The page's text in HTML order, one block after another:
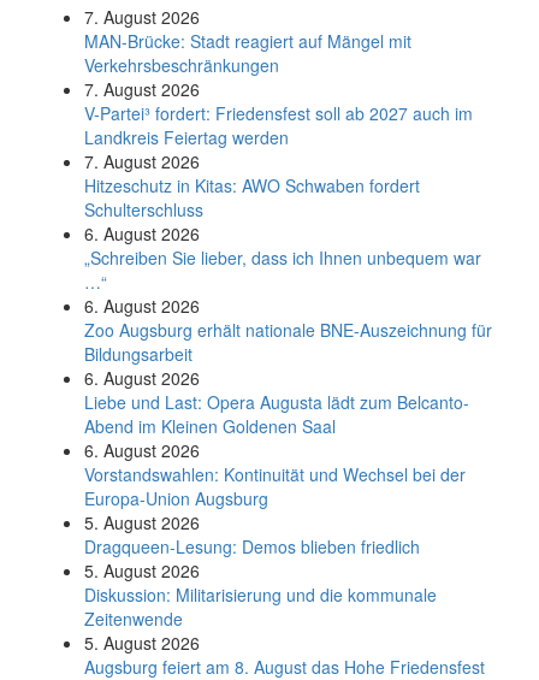
7. August 2026
MAN-Brücke: Stadt reagiert auf Mängel mit
Verkehrsbeschränkungen
7. August 2026
V-Partei­³ fordert: Friedens­fest soll ab 2027 auch im
Land­kreis Feier­tag werden
7. August 2026
Hitzeschutz in Kitas: AWO Schwaben fordert
Schulterschluss
6. August 2026
„Schreiben Sie lieber, dass ich Ihnen unbequem war
…“
6. August 2026
Zoo Augsburg erhält nationale BNE-Auszeichnung für
Bildungsarbeit
6. August 2026
Liebe und Last: Opera Augusta lädt zum Belcanto-
Abend im Kleinen Goldenen Saal
6. August 2026
Vorstandswahlen: Kontinuität und Wechsel bei der
Europa-Union Augsburg
5. August 2026
Dragqueen-Lesung: Demos blieben friedlich
5. August 2026
Diskussion: Mi­li­ta­ri­sie­rung und die kommunale
Zeitenwende
5. August 2026
Augsburg feiert am 8. August das Hohe Friedensfest